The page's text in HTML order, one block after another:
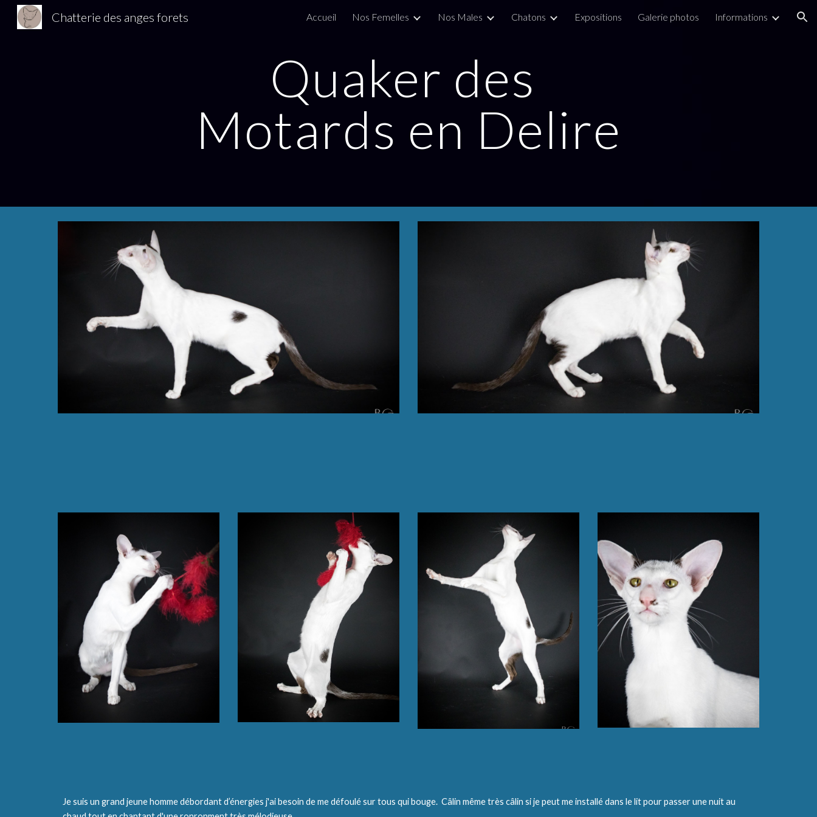
Skip to main content Skip to navigation
Chatterie des anges forets Accueil Nos Femelles Nos Males Chatons Expositions Galerie photos Informations
Quaker des
Motards en Delire
Je suis un grand jeune homme débordant d’énergies j'ai besoin de me défoulé sur tous qui bouge.  Câlin même très câlin si je peut me installé dans le lit pour passer une nuit au